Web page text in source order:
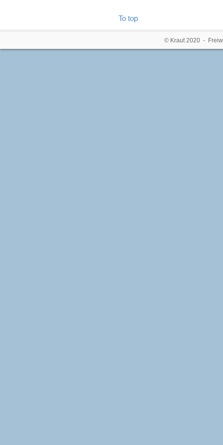
To top
© Kraut 2020 -